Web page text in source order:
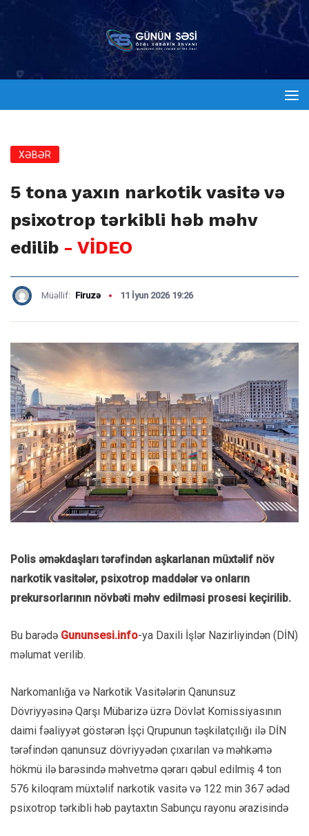
XƏBƏR
5 tona yaxın narkotik vasitə və
psixotrop tərkibli həb məhv
edilib - VİDEO
Müəllif: Firuzə 11 İyun 2026 19:26
Polis əməkdaşları tərəfindən aşkarlanan müxtəlif növ
narkotik vasitələr, psixotrop maddələr və onların
prekursorlarının növbəti məhv edilməsi prosesi keçirilib.
Bu barədə Gununsesi.info-ya Daxili İşlər Nazirliyindən (DİN)
məlumat verilib.
Narkomanlığa və Narkotik Vasitələrin Qanunsuz
Dövriyyəsinə Qarşı Mübarizə üzrə Dövlət Komissiyasının
daimi fəaliyyət göstərən İşçi Qrupunun təşkilatçılığı ilə DİN
tərəfindən qanunsuz dövriyyədən çıxarılan və məhkəmə
hökmü ilə barəsində məhvetmə qərarı qəbul edilmiş 4 ton
576 kiloqram müxtəlif narkotik vasitə və 122 min 367 ədəd
psixotrop tərkibli həb paytaxtın Sabunçu rayonu ərazisində